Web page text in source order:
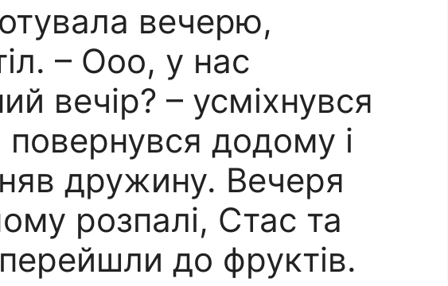
вечерю,
– Ооо, у нас
вечір? – усміхнувся
додому і
дружину. Вечеря
розпалі, Стас та
до фруктів.